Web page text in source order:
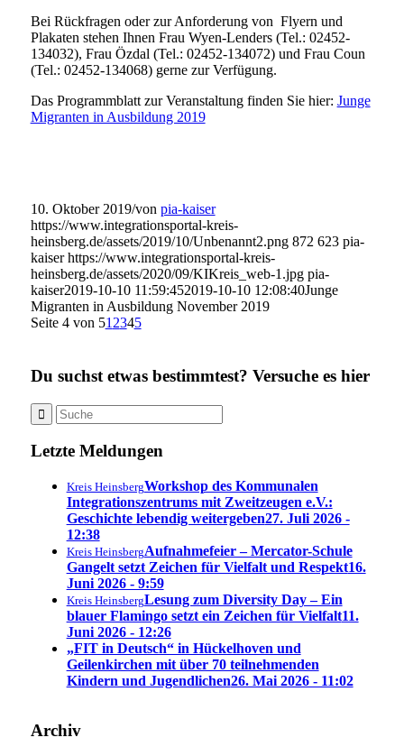
Bei Rückfragen oder zur Anforderung von Flyern und
Plakaten stehen Ihnen Frau Wyen-Lenders (Tel.: 02452-
134032), Frau Özdal (Tel.: 02452-134072) und Frau Coun
(Tel.: 02452-134068) gerne zur Verfügung.
Das Programmblatt zur Veranstaltung finden Sie hier: Junge
Migranten in Ausbildung 2019
10. Oktober 2019/von pia-kaiser
https://www.integrationsportal-kreis-
heinsberg.de/assets/2019/10/Unbenannt2.png 872 623 pia-
kaiser https://www.integrationsportal-kreis-
heinsberg.de/assets/2020/09/KIKreis_web-1.jpg pia-
kaiser2019-10-10 11:59:452019-10-10 12:08:40Junge
Migranten in Ausbildung November 2019
Seite 4 von 51 2345
Du suchst etwas bestimmtest? Versuche es hier
Letzte Meldungen
Kreis HeinsbergWorkshop des Kommunalen
Integrationszentrums mit Zweitzeugen e.V.:
Geschichte lebendig weitergeben27. Juli 2026 -
12:38
Kreis HeinsbergAufnahmefeier – Mercator-Schule
Gangelt setzt Zeichen für Vielfalt und Respekt16.
Juni 2026 - 9:59
Kreis HeinsbergLesung zum Diversity Day – Ein
blauer Flamingo setzt ein Zeichen für Vielfalt11.
Juni 2026 - 12:26
„FIT in Deutsch“ in Hückelhoven und
Geilenkirchen mit über 70 teilnehmenden
Kindern und Jugendlichen26. Mai 2026 - 11:02
Archiv